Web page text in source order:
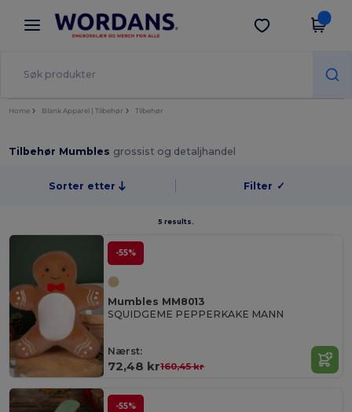
× Wordans-app
Bedre priser i appen!
Last ned app
Home Blank Apparel | Tilbehør Tilbehør
Tilbehør Mumbles grossist og detaljhandel
Sorter etter Filter ✓
5 results.
-55%
Mumbles MM8013
SQUIDGEME PEPPERKAKE MANN
Nærst:
72,48 kr160,45 kr
-55%